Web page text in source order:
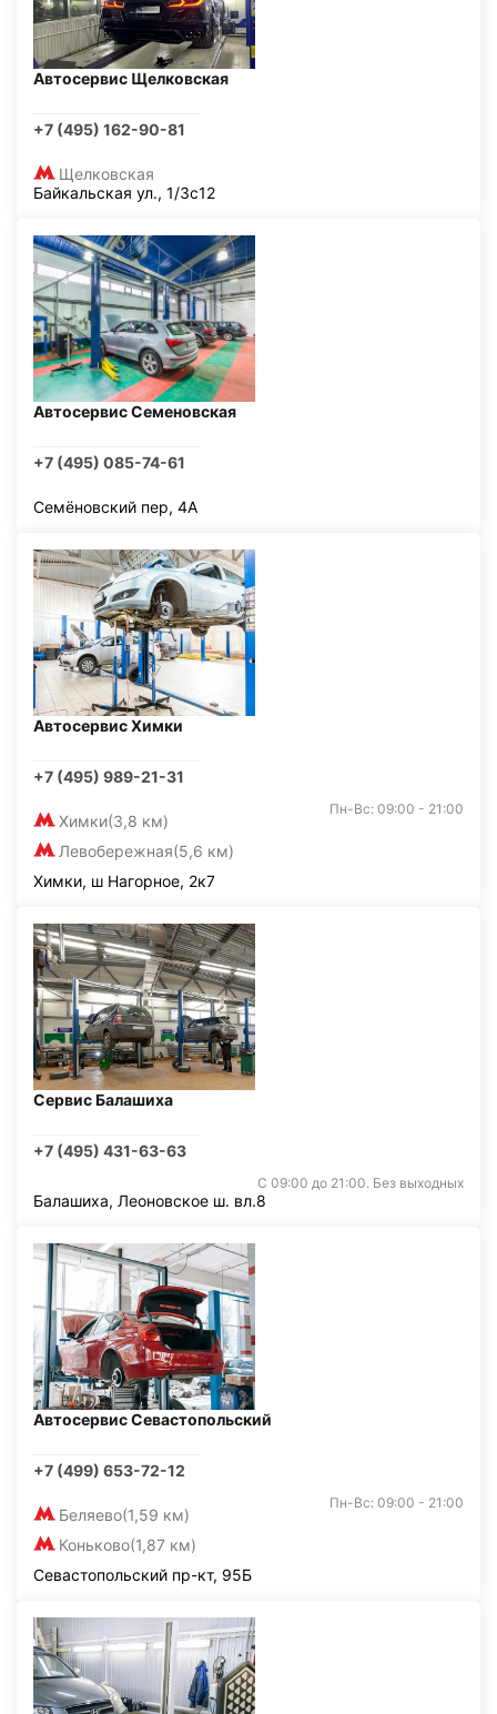
Автосервис Щелковская
+7 (495) 162-90-81
Щелковская
Байкальская ул., 1/3с12
Автосервис Семеновская
+7 (495) 085-74-61
Семёновский пер, 4А
Автосервис Химки
+7 (495) 989-21-31
Химки(3,8 км)
Левобережная(5,6 км)
Пн-Вс: 09:00 - 21:00
Химки, ш Нагорное, 2к7
Сервис Балашиха
+7 (495) 431-63-63
С 09:00 до 21:00. Без выходных
Балашиха, Леоновское ш. вл.8
Автосервис Севастопольский
+7 (499) 653-72-12
Беляево(1,59 км)
Коньково(1,87 км)
Пн-Вс: 09:00 - 21:00
Севастопольский пр-кт, 95Б